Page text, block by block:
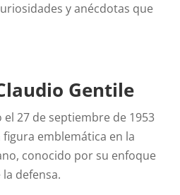
y anécdotas que
Gentile
27 de septiembre de 1953
emblemática en la
conocido por su enfoque
defensa.